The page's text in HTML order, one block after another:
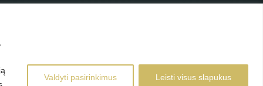
Valdyti pasirinkimus Leisti visus slapukus